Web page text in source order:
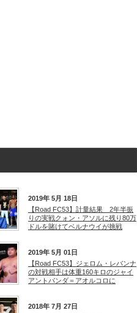
2019年 5月 18日
【Road FC53】計量結果 2年半振
りの実戦クォン・アソルに残り80万
ドルを賭けてベルナウイが挑戦
2019年 5月 01日
【Road FC53】ジェロム・レバンナ
の対戦相手は体重160キロのジャイ
アントパンダ＝アオルコロに
2018年 7月 27日